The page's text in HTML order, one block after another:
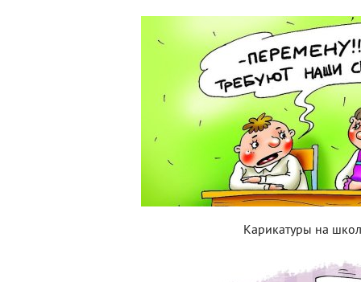
Карикатуры на